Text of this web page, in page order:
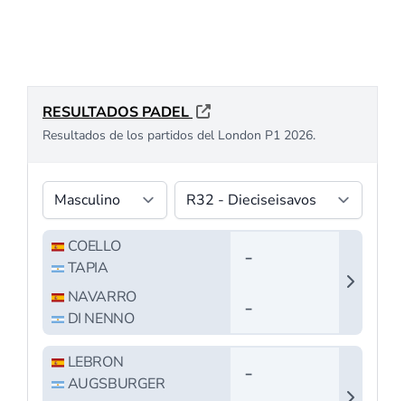
Nueva York pondrá
el broche final a la
primera edición del
Rafa Nadal
Academy Padel
Tour en Estados
Unidos